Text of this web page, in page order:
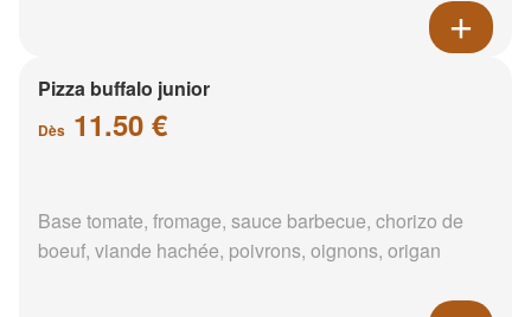
Pizza buffalo junior
Dès 11.50 €
Base tomate, fromage, sauce barbecue, chorizo de
boeuf, viande hachée, poivrons, oignons, origan